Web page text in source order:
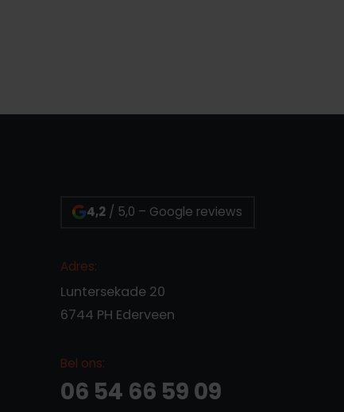
4,2 / 5,0 – Google reviews
Adres:
Luntersekade 20
6744 PH Ederveen
Bel ons:
06 54 66 59 09